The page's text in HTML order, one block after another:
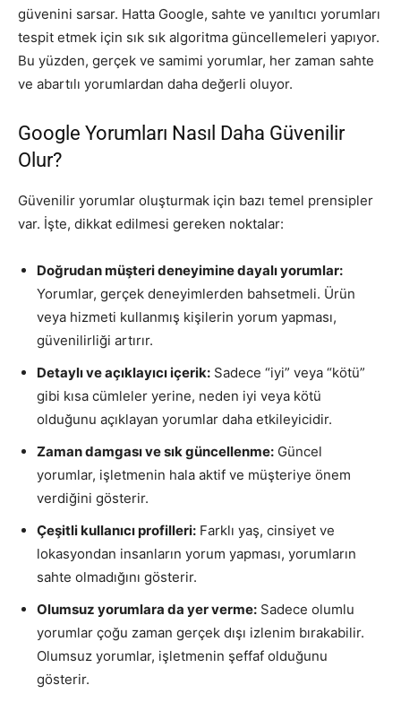
güvenini sarsar. Hatta Google, sahte ve yanıltıcı yorumları
tespit etmek için sık sık algoritma güncellemeleri yapıyor.
Bu yüzden, gerçek ve samimi yorumlar, her zaman sahte
ve abartılı yorumlardan daha değerli oluyor.
Google Yorumları Nasıl Daha Güvenilir
Olur?
Güvenilir yorumlar oluşturmak için bazı temel prensipler
var. İşte, dikkat edilmesi gereken noktalar:
Doğrudan müşteri deneyimine dayalı yorumlar:
Yorumlar, gerçek deneyimlerden bahsetmeli. Ürün
veya hizmeti kullanmış kişilerin yorum yapması,
güvenilirliği artırır.
Detaylı ve açıklayıcı içerik: Sadece “iyi” veya “kötü”
gibi kısa cümleler yerine, neden iyi veya kötü
olduğunu açıklayan yorumlar daha etkileyicidir.
Zaman damgası ve sık güncellenme: Güncel
yorumlar, işletmenin hala aktif ve müşteriye önem
verdiğini gösterir.
Çeşitli kullanıcı profilleri: Farklı yaş, cinsiyet ve
lokasyondan insanların yorum yapması, yorumların
sahte olmadığını gösterir.
Olumsuz yorumlara da yer verme: Sadece olumlu
yorumlar çoğu zaman gerçek dışı izlenim bırakabilir.
Olumsuz yorumlar, işletmenin şeffaf olduğunu
gösterir.